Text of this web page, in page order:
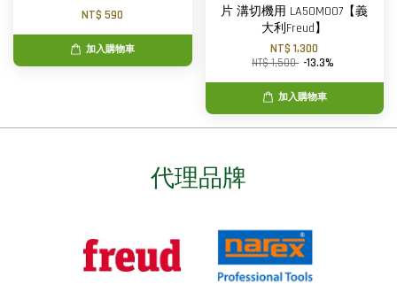
NT$ 590
加入購物車
片 溝切機用 LA50M007【義
大利Freud】
NT$ 1,300
NT$ 1,500 -13.3%
加入購物車
代理品牌